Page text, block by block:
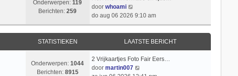
t
r
h
e
b
e
r
i
c
a
t
b
e
r
j
k
l
a
a
t
s
t
Onderwerpen:119
Berichten:259
door whoami
e
k
i
j
k
l
a
do aug 06 2026 9:10 am
STATISTIEKEN LAATSTE BERICHT
Onderwerpen:1044
Berichten: 8915
2 Vrijkaartjes Foto Fair Eers…
door martin007